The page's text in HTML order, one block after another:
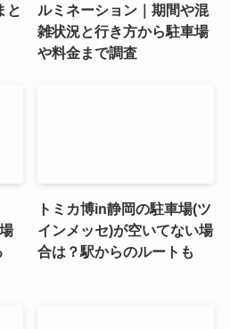
と
ルミネーション｜期間や混
雑状況と行き方から駐車場
や料金まで調査
トミカ博in静岡の駐車場(ツ
インメッセ)が空いてない場
合は？駅からのルートも